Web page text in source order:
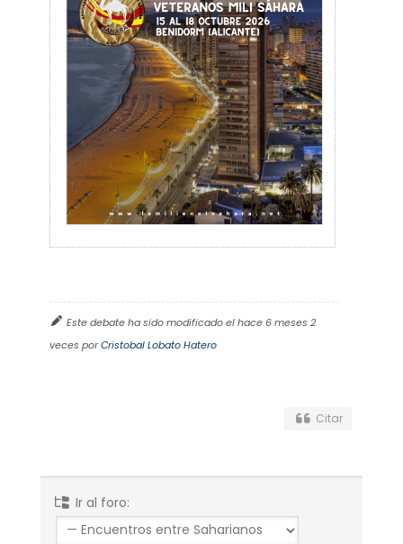
Este debate ha sido modificado el hace 6 meses 2
veces porCristobal Lobato Hatero
Citar
Ir al foro: